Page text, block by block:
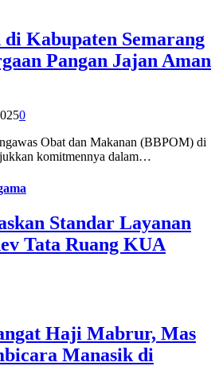
Kabupaten Semarang
Pangan Jajan Aman
0
Obat dan Makanan (BBPOM) di
komitmennya dalam…
Standar Layanan
Tata Ruang KUA
Haji Mabrur, Mas
Manasik di